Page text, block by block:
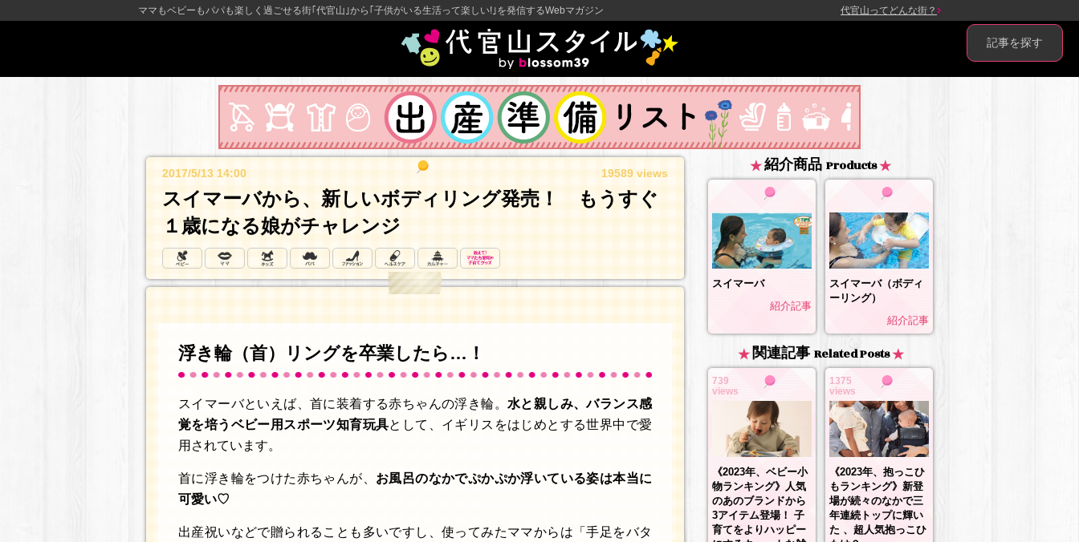
ママもベビーもパパも楽しく過ごせる街｢代官山｣から｢子供がいる生活って楽しい!｣を発信するWebマガジン 代官山ってどんな街？
2017/5/13 14:00 19589 views
スイマーバから、新しいボディリング発売！ もうすぐ
１歳になる娘がチャレンジ
浮き輪（首）リングを卒業したら…！
スイマーバといえば、首に装着する赤ちゃんの浮き輪。 水と親しみ、バランス感
覚を培うベビー用スポーツ知育玩具として、イギリスをはじめとする世界中で愛
用されています。
首に浮き輪をつけた赤ちゃんが、 お風呂のなかでぷかぷか浮いている姿は本当に
可愛い♡
出産祝いなどで贈られることも多いですし、使ってみたママからは「手足をバタ
紹介商品 Products
スイマーバ
紹介記事
スイマーバ（ボディ
ーリング）
紹介記事
関連記事 Related Posts
739
views
《2023年、ベビー小
物ランキング》人気
のあのブランドから
3アイテム登場！ 子
育てをよりハッピー
1375
views
《2023年、抱っこひ
もランキング》新登
場が続々のなかで三
年連続トップに輝い
た 、超人気抱っこひ
記事を探す